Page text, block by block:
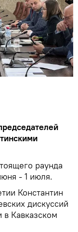
раунда
- 1 июля.
Константин
дискуссий
в Кавказском